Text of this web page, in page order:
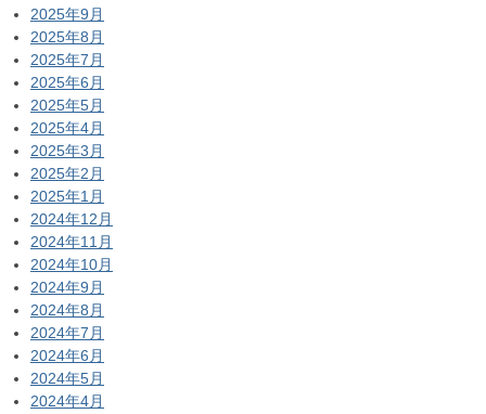
2025年9月
2025年8月
2025年7月
2025年6月
2025年5月
2025年4月
2025年3月
2025年2月
2025年1月
2024年12月
2024年11月
2024年10月
2024年9月
2024年8月
2024年7月
2024年6月
2024年5月
2024年4月